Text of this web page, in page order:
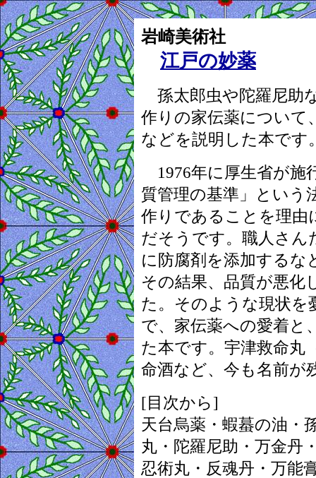
岩崎美術社
江戸の妙薬
孫太郎虫や陀羅尼助
作りの家伝薬について
などを説明した本です
1976年に厚生省が施
質管理の基準」という
作りであることを理由
だそうです。職人さん
に防腐剤を添加するな
その結果、品質が悪化
た。そのような現状
で、家伝薬への愛着と
た本です。宇津救命丸
命酒など、今も名前が
[目次から]
天台烏薬・蝦蟇の油・
丸・陀羅尼助・万金丹
忍術丸・反魂丹・万能